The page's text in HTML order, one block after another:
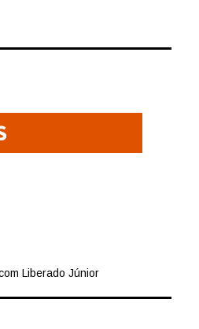
Liberado Júnior